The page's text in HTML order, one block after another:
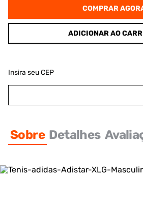
COMPRAR
ADICIONAR AO
Insira seu CEP
Sobre Detalhes